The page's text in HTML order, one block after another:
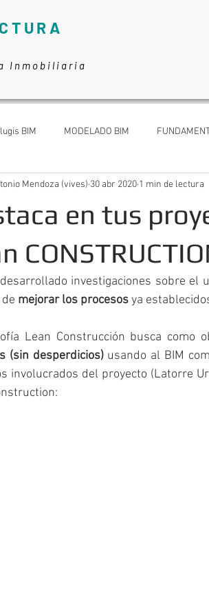
Inmobiliaria
BIM MODELADO BIM
ARQUITECTOS Y CLIENTES
en tus
Mendoza (vives) 30 abr 2020 1 min de lectura
investigaciones sobre el
mejorar los procesos ya
Lean Construcción busca como
(sin desperdicios) usando al BIM
involucrados del proyecto (Latorre